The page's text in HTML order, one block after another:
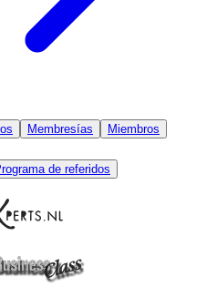
Membresías
Miembros
de referidos